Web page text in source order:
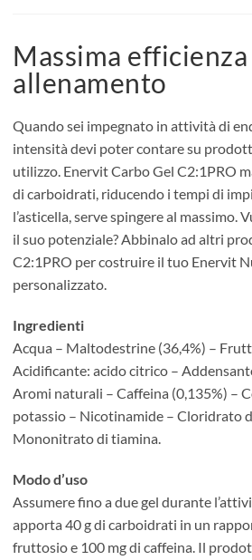
Massima efficienza
allenamento
Quando sei impegnato in attività di
intensità devi poter contare su
utilizzo. Enervit Carbo Gel C2:1PRO
di carboidrati, riducendo i tempi di
l’asticella, serve spingere al massimo.
il suo potenziale? Abbinalo ad altri
C2:1PRO per costruire il tuo Enervit
personalizzato.
Ingredienti
Acqua – Maltodestrine (36,4%) –
Acidificante: acido citrico –
Aromi naturali – Caffeina (0,135%) –
potassio – Nicotinamide – Cloridrato
Mononitrato di tiamina.
Modo d’uso
Assumere fino a due gel durante
apporta 40 g di carboidrati in un
fruttosio e 100 mg di caffeina. Il